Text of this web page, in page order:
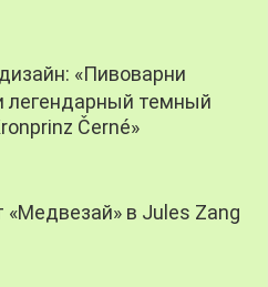
«Пивоварни
легендарный темный
Černé»
в Jules Zang